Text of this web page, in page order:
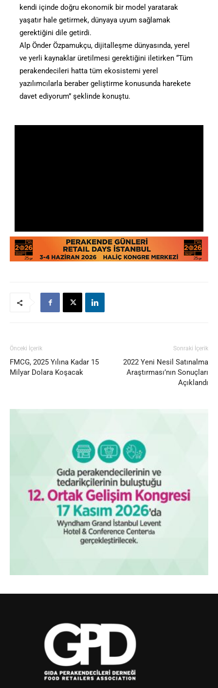
kendi içinde doğru ekonomik bir model yaratarak
yaşatır hale getirmek, dünyaya uyum sağlamak
gerektiğini dile getirdi.
Alp Önder Özpamukçu, dijitalleşme dünyasında, yerel
ve yerli kaynaklar üretilmesi gerektiğini iletirken “Tüm
perakendecileri hatta tüm ekosistemi yerel
yazılımcılarla beraber geliştirme konusunda harekete
davet ediyorum” şeklinde konuştu.
Önceki İçerik
FMCG, 2025 Yılına Kadar 15
Milyar Dolara Koşacak
Sonraki İçerik
2022 Yeni Nesil Satınalma
Araştırması’nın Sonuçları
Açıklandı